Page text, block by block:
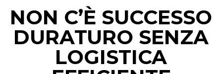
NON C’È SUCCESSO
DURATURO SENZA
LOGISTICA